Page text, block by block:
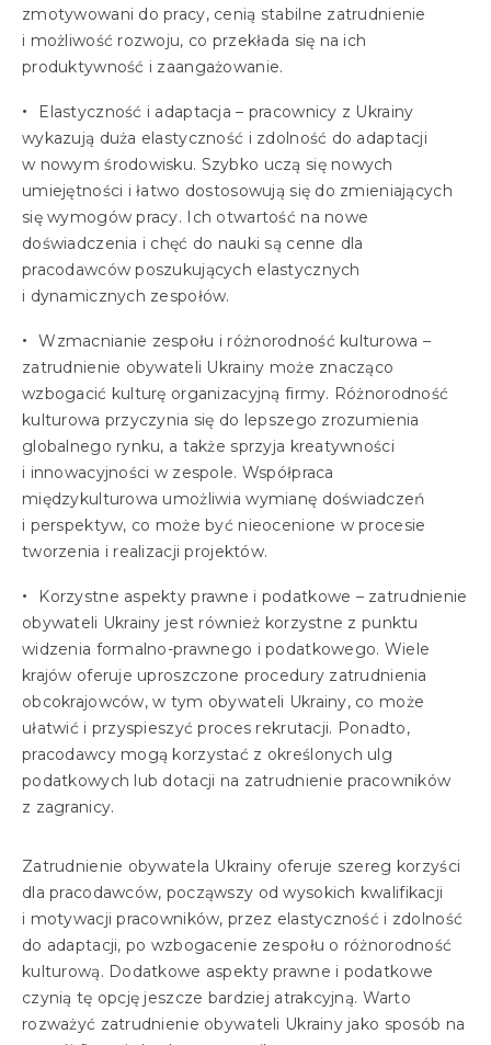
zmotywowani do pracy, cenią stabilne zatrudnienie
i możliwość rozwoju, co przekłada się na ich
produktywność i zaangażowanie.
Elastyczność i adaptacja – pracownicy z Ukrainy
wykazują duża elastyczność i zdolność do adaptacji
w nowym środowisku. Szybko uczą się nowych
umiejętności i łatwo dostosowują się do zmieniających
się wymogów pracy. Ich otwartość na nowe
doświadczenia i chęć do nauki są cenne dla
pracodawców poszukujących elastycznych
i dynamicznych zespołów.
Wzmacnianie zespołu i różnorodność kulturowa –
zatrudnienie obywateli Ukrainy może znacząco
wzbogacić kulturę organizacyjną firmy. Różnorodność
kulturowa przyczynia się do lepszego zrozumienia
globalnego rynku, a także sprzyja kreatywności
i innowacyjności w zespole. Współpraca
międzykulturowa umożliwia wymianę doświadczeń
i perspektyw, co może być nieocenione w procesie
tworzenia i realizacji projektów.
Korzystne aspekty prawne i podatkowe – zatrudnienie
obywateli Ukrainy jest również korzystne z punktu
widzenia formalno-prawnego i podatkowego. Wiele
krajów oferuje uproszczone procedury zatrudnienia
obcokrajowców, w tym obywateli Ukrainy, co może
ułatwić i przyspieszyć proces rekrutacji. Ponadto,
pracodawcy mogą korzystać z określonych ulg
podatkowych lub dotacji na zatrudnienie pracowników
z zagranicy.
Zatrudnienie obywatela Ukrainy oferuje szereg korzyści
dla pracodawców, począwszy od wysokich kwalifikacji
i motywacji pracowników, przez elastyczność i zdolność
do adaptacji, po wzbogacenie zespołu o różnorodność
kulturową. Dodatkowe aspekty prawne i podatkowe
czynią tę opcję jeszcze bardziej atrakcyjną. Warto
rozważyć zatrudnienie obywateli Ukrainy jako sposób na